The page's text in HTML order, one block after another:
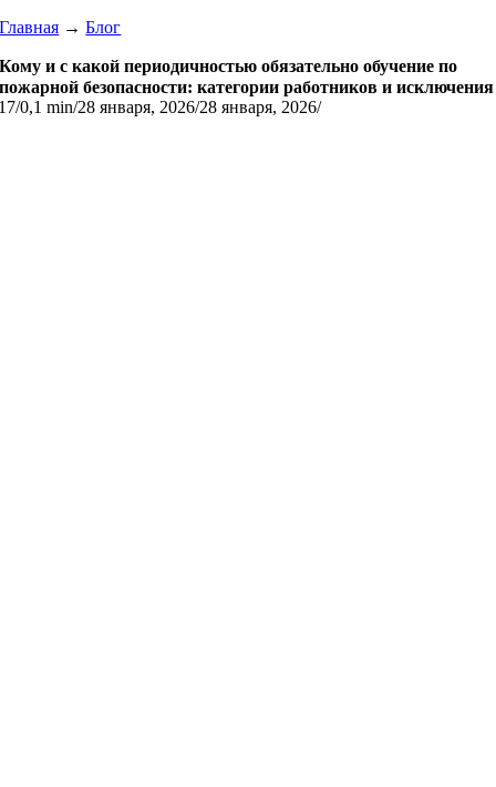
Главная →Блог
Кому и с какой периодичностью обязательно обучение по
пожарной безопасности: категории работников и исключения
/0,1 min/28 января, 2026/28 января, 2026/